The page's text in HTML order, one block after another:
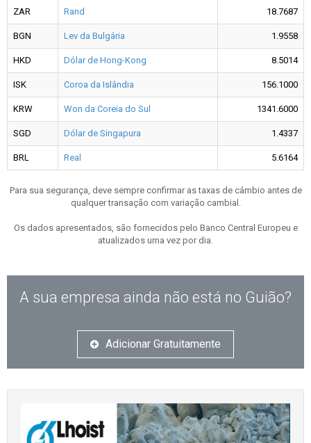
ZAR Rand 18.7687
BGN Lev da Bulgária 1.9558
HKD Dólar de Hong-Kong 8.5014
ISK Coroa da Islândia 156.1000
KRW Won da Coreia do Sul 1341.6000
SGD Dólar de Singapura 1.4337
BRL Real 5.6164
Para sua segurança, deve sempre confirmar as taxas de câmbio antes de
qualquer transação com variação cambial.
Os dados apresentados, são fornecidos pelo Banco Central Europeu e
atualizados uma vez por dia.
A sua empresa ainda não está no Guião?
Adicionar Gratuitamente